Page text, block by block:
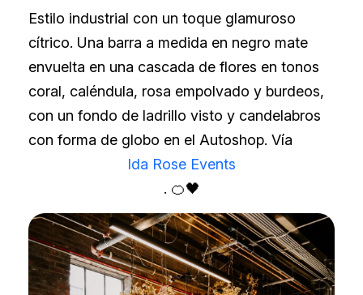
Estilo industrial con un toque glamuroso
cítrico. Una barra a medida en negro mate
envuelta en una cascada de flores en tonos
coral, caléndula, rosa empolvado y burdeos,
con un fondo de ladrillo visto y candelabros
con forma de globo en el Autoshop. Vía
Ida Rose Events
. 🍊🖤